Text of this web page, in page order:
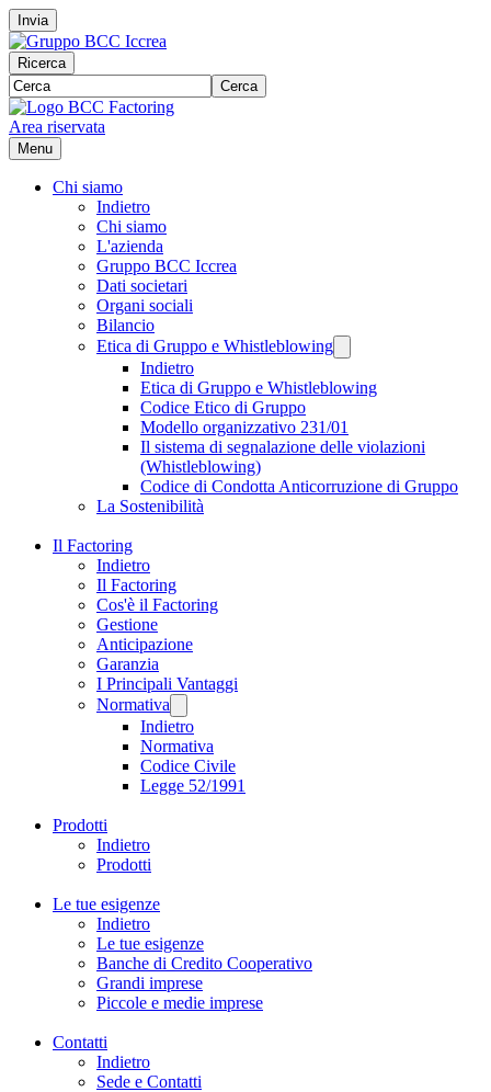
Invia
Ricerca
Cerca
Area riservata
Menu
Chi siamo
Indietro
Chi siamo
L'azienda
Gruppo BCC Iccrea
Dati societari
Organi sociali
Bilancio
Etica di Gruppo e Whistleblowing
Indietro
Etica di Gruppo e Whistleblowing
Codice Etico di Gruppo
Modello organizzativo 231/01
Il sistema di segnalazione delle violazioni
(Whistleblowing)
Codice di Condotta Anticorruzione di Gruppo
La Sostenibilità
Il Factoring
Indietro
Il Factoring
Cos'è il Factoring
Gestione
Anticipazione
Garanzia
I Principali Vantaggi
Normativa
Indietro
Normativa
Codice Civile
Legge 52/1991
Prodotti
Indietro
Prodotti
Le tue esigenze
Indietro
Le tue esigenze
Banche di Credito Cooperativo
Grandi imprese
Piccole e medie imprese
Contatti
Indietro
Sede e Contatti